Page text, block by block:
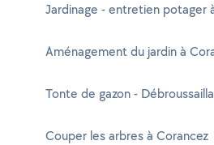
Jardinage - entretien potager
Aménagement du jardin à
Tonte de gazon -
Couper les arbres à Corancez